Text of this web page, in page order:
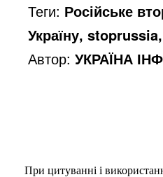
Теги: Російське
Україну,
Автор:УКРАЇНА
При цитуванні і